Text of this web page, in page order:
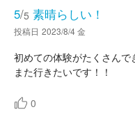
5/5 素晴らしい！
投稿日 2023/8/4 金
初めての体験がたくさんで
また行きたいです！！
0